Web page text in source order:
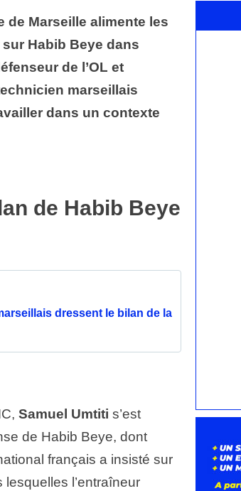
de Marseille alimente les
Habib Beye dans
de l’OL et
marseillais
dans un contexte
de Habib Beye
dressent le bilan de la
Samuel Umtiti s’est
de Habib Beye, dont
français a insisté sur
l’entraîneur